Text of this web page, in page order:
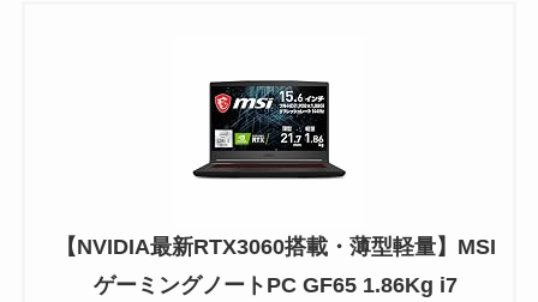
【NVIDIA最新RTX3060搭載・薄型軽量】MSI
ゲーミングノートPC GF65 1.86Kg i7